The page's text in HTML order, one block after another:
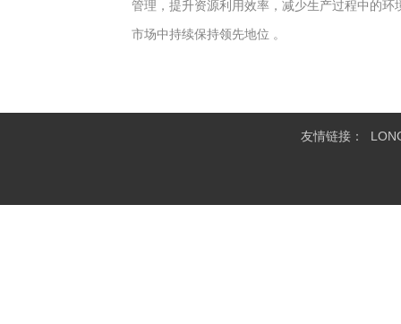
管理，提升资源利用效率，减少生产过程中的
市场中持续保持领先地位 。
友情链接：